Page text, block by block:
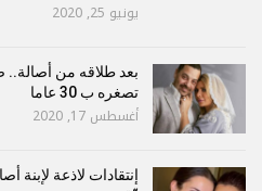
يونيو 25, 2020
بعد طلاقه من أصالة..
تصغره ب 30 عاما
أغسطس 17, 2020
إنتقادات لاذعة لإبنة